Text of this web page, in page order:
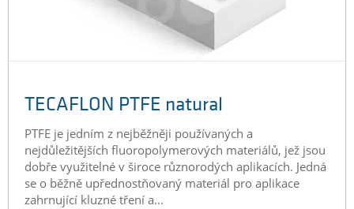
TECAFLON PTFE natural
PTFE je jedním z nejběžněji používaných a
nejdůležitějších fluoropolymerových materiálů, jež jsou
dobře využitelné v široce různorodých aplikacích. Jedná
se o běžně upřednostňovaný materiál pro aplikace
zahrnující kluzné tření a...